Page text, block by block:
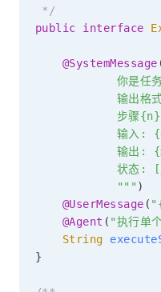
*/
public
interface
@SystemMessage
你是任务
输出格式
步骤
输入: {
输出: {
状态: [
            """
)
@UserMessage (
@Agent ( "执行单
String
}